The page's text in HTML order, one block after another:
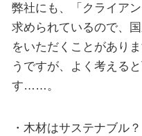
弊社にも、「クライア
求められているので、
をいただくことがあり
うですが、よく考える
す……。
・木材はサステナブル？